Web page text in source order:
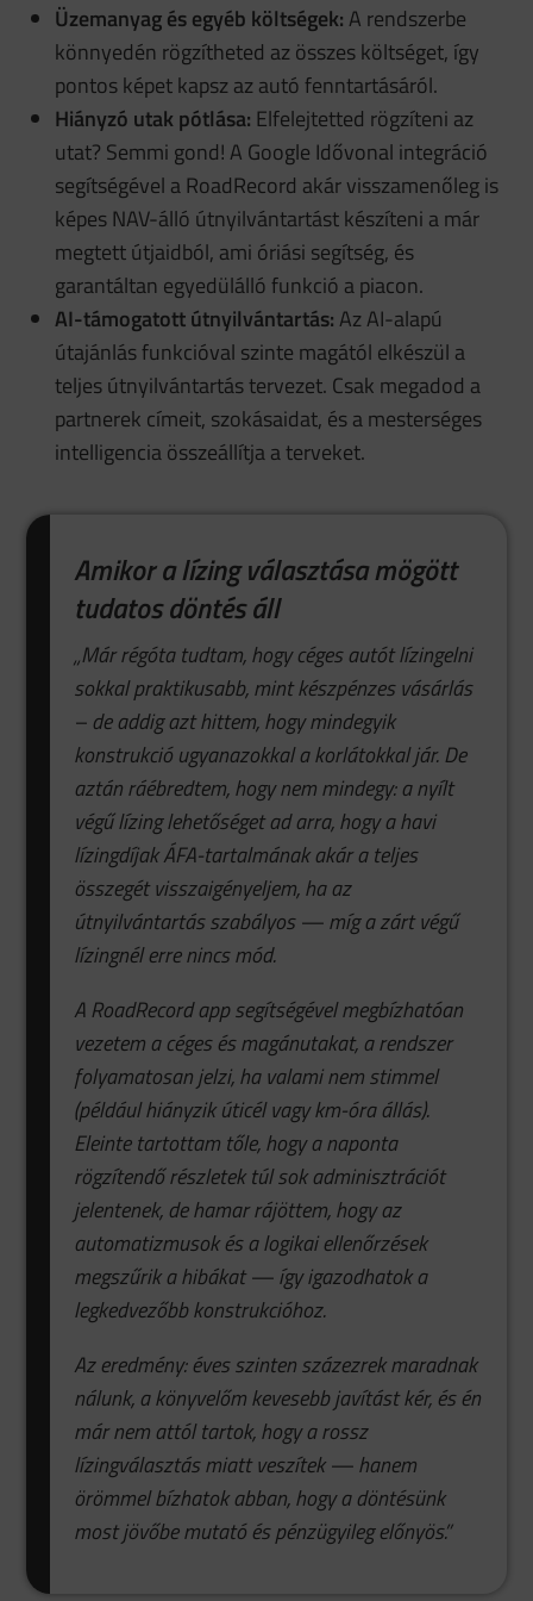
Üzemanyag és egyéb költségek:A rendszerbe
könnyedén rögzítheted az összes költséget, így
pontos képet kapsz az autó fenntartásáról.
Hiányzó utak pótlása: Elfelejtetted rögzíteni az
utat? Semmi gond! A Google Idővonal integráció
segítségével a RoadRecord akár visszamenőleg is
képes NAV-álló útnyilvántartást készíteni a már
megtett útjaidból, ami óriási segítség, és
garantáltan egyedülálló funkció a piacon.
AI-támogatott útnyilvántartás:Az AI-alapú
útajánlás funkcióval szinte magától elkészül a
teljes útnyilvántartás tervezet. Csak megadod a
partnerek címeit, szokásaidat, és a mesterséges
intelligencia összeállítja a terveket.
Amikor a lízing választása mögött
tudatos döntés áll
„Már régóta tudtam, hogy céges autót lízingelni
sokkal praktikusabb, mint készpénzes vásárlás
– de addig azt hittem, hogy mindegyik
konstrukció ugyanazokkal a korlátokkal jár. De
aztán ráébredtem, hogy nem mindegy: a nyílt
végű lízing lehetőséget ad arra, hogy a havi
lízingdíjak ÁFA-tartalmának akár a teljes
összegét visszaigényeljem, ha az
útnyilvántartás szabályos — míg a zárt végű
lízingnél erre nincs mód.
A RoadRecord app segítségével megbízhatóan
vezetem a céges és magánutakat, a rendszer
folyamatosan jelzi, ha valami nem stimmel
(például hiányzik úticél vagy km-óra állás).
Eleinte tartottam tőle, hogy a naponta
rögzítendő részletek túl sok adminisztrációt
jelentenek, de hamar rájöttem, hogy az
automatizmusok és a logikai ellenőrzések
megszűrik a hibákat — így igazodhatok a
legkedvezőbb konstrukcióhoz.
Az eredmény: éves szinten százezrek maradnak
nálunk, a könyvelőm kevesebb javítást kér, és én
már nem attól tartok, hogy a rossz
lízingválasztás miatt veszítek — hanem
örömmel bízhatok abban, hogy a döntésünk
most jövőbe mutató és pénzügyileg előnyös.”